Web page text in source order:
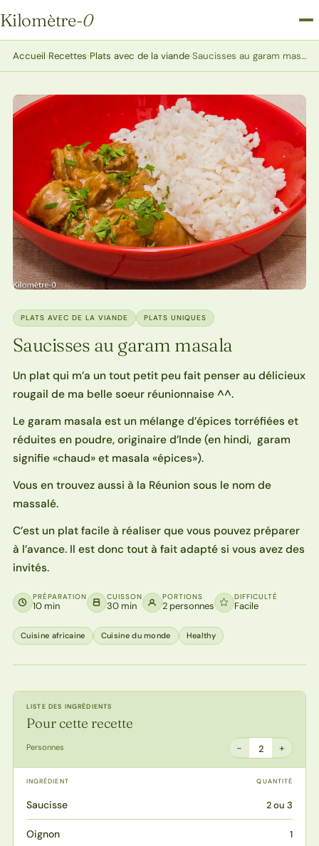
Kilomètre-0
Kilomètre-0
Accueil›Recettes›Plats avec de la viande› Saucisses au garam masala
PLATS AVEC DE LA VIANDE PLATS UNIQUES
Saucisses au garam masala
Un plat qui m’a un tout petit peu fait penser au délicieux
rougail de ma belle soeur réunionnaise ^^.
Le garam masala est un mélange d’épices torréfiées et
réduites en poudre, originaire d’Inde (en hindi, garam
signifie «chaud» et masala «épices»).
Vous en trouvez aussi à la Réunion sous le nom de
massalé.
C’est un plat facile à réaliser que vous pouvez préparer
à l’avance. Il est donc tout à fait adapté si vous avez des
invités.
PRÉPARATION
10 min
CUISSON
30 min
PORTIONS
2 personnes
DIFFICULTÉ
Facile
Cuisine africaine Cuisine du monde Healthy
LISTE DES INGRÉDIENTS
Pour cette recette
Personnes − 2 +
INGRÉDIENT QUANTITÉ
Saucisse 2 ou 3
Oignon 1